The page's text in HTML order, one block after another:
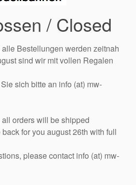
/ Closed
Bestellungen werden zeitnah
sind wir mit vollen Regalen
sich bitte an info (at) mw-
orders will be shipped
for you august 26th with full
please contact info (at) mw-